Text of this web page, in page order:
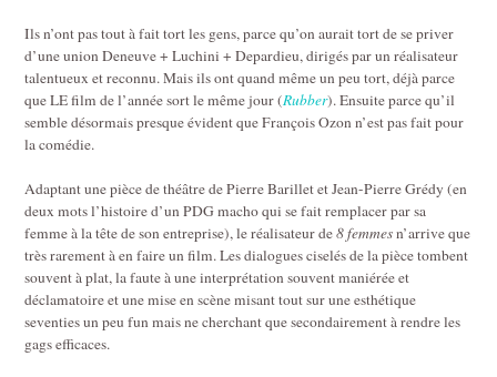
Ils n’ont pas tout à fait tort les gens, parce qu’on aurait tort de se priver
d’une union Deneuve + Luchini + Depardieu, dirigés par un réalisateur
talentueux et reconnu. Mais ils ont quand même un peu tort, déjà parce
que LE film de l’année sort le même jour (Rubber). Ensuite parce qu’il
semble désormais presque évident que François Ozon n’est pas fait pour
la comédie.
Adaptant une pièce de théâtre de Pierre Barillet et Jean-Pierre Grédy (en
deux mots l’histoire d’un PDG macho qui se fait remplacer par sa
femme à la tête de son entreprise), le réalisateur de8 femmesn’arrive que
très rarement à en faire un film. Les dialogues ciselés de la pièce tombent
souvent à plat, la faute à une interprétation souvent maniérée et
déclamatoire et une mise en scène misant tout sur une esthétique
seventies un peu fun mais ne cherchant que secondairement à rendre les
gags efficaces.